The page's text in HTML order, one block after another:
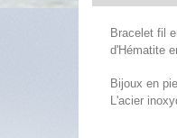
Bracelet fil
d'Hématite
Bijoux en
L'acier